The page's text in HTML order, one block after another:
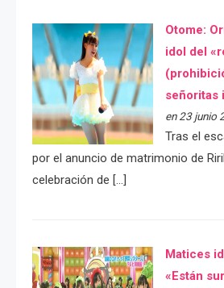
Otome:
idol del
señoritas
en 23 junio
Tras el
por el anuncio de matrimonio de
celebración de […]
Matices
«Están